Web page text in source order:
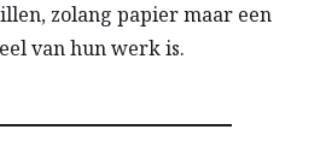
zolang papier maar een
van hun werk is.